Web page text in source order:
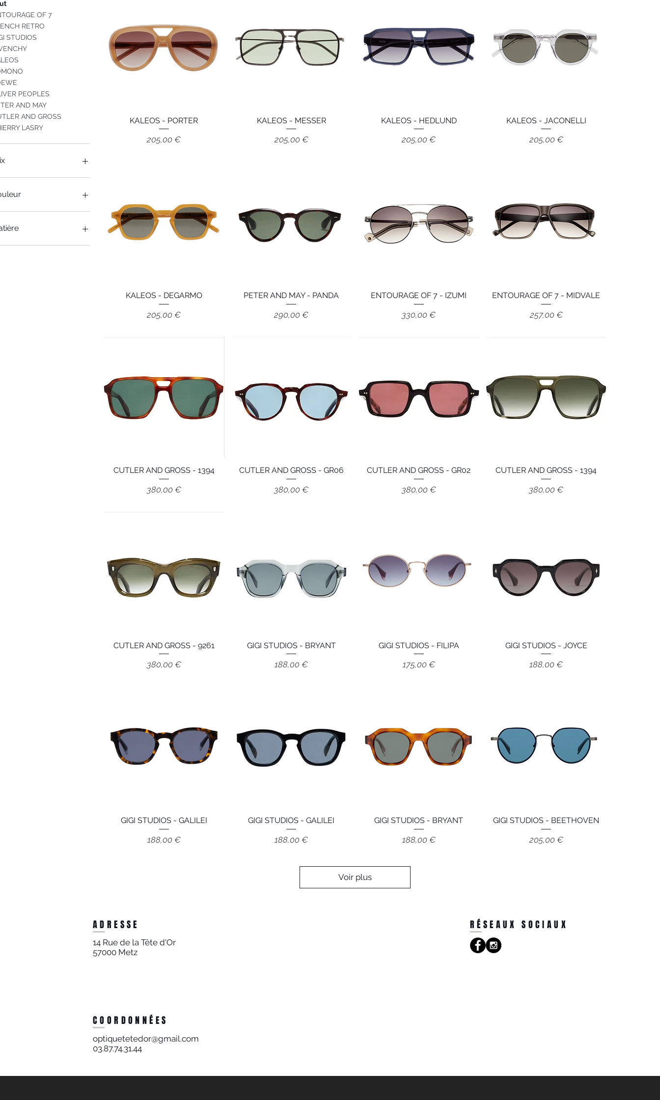
OF 7
RETRO
STUDIOS
PEOPLES
AND MAY
AND GROSS
LASRY
Combiné
Aperçu rapide
KALEOS - PORTER
Prix
205,00 €
Aperçu rapide
KALEOS - MESSER
Prix
205,00 €
Aperçu rapide
KALEOS - HEDLUND
Prix
205,00 €
Aperçu rapide
KALEOS - JACONELLI
Prix
205,00 €
Aperçu rapide
KALEOS - DEGARMO
Prix
205,00 €
Aperçu rapide
PETER AND MAY - PANDA
Prix
290,00 €
Aperçu rapide
ENTOURAGE OF 7 - IZUMI
Prix
330,00 €
Aperçu rapide
ENTOURAGE OF 7 - MIDVALE
Prix
257,00 €
Aperçu rapide
CUTLER AND GROSS - 1394
Prix
380,00 €
Aperçu rapide
CUTLER AND GROSS - GR06
Prix
380,00 €
Aperçu rapide
CUTLER AND GROSS - GR02
Prix
380,00 €
Aperçu rapide
CUTLER AND GROSS - 1394
Prix
380,00 €
Aperçu rapide
CUTLER AND GROSS - 9261
Prix
380,00 €
Aperçu rapide
GIGI STUDIOS - BRYANT
Prix
188,00 €
Aperçu rapide
GIGI STUDIOS - FILIPA
Prix
175,00 €
Aperçu rapide
GIGI STUDIOS - JOYCE
Prix
188,00 €
Aperçu rapide
GIGI STUDIOS - GALILEI
Prix
188,00 €
Aperçu rapide
GIGI STUDIOS - GALILEI
Prix
188,00 €
Aperçu rapide
GIGI STUDIOS - BRYANT
Prix
188,00 €
Aperçu rapide
GIGI STUDIOS - BEETHOVEN
Prix
205,00 €
Voir plus
ADRESSE
14 Rue de la Tête d'Or
57000 Metz
RÉSEAUX SOCIAUX
COORDONNÉES
optiquetetedor@gmail.com
03.87.74.31.44